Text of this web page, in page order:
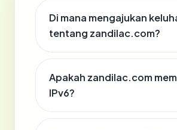
Di mana mengajukan
tentang zandilac.com?
Apakah zandilac.com
IPv6?